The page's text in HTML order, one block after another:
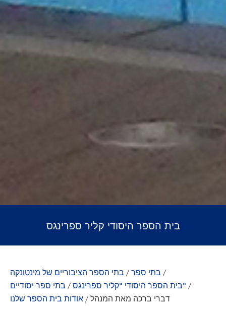
בית הספר היסודי קליר ספרינגס
בתי הספר הציבוריים של מינטונקה /בתי ספר /
בתי ספר יסודיים / בית הספר היסודי "קליר ספרינגס" /
אודות בית הספר שלנו/דברי ברכה מאת המנהל